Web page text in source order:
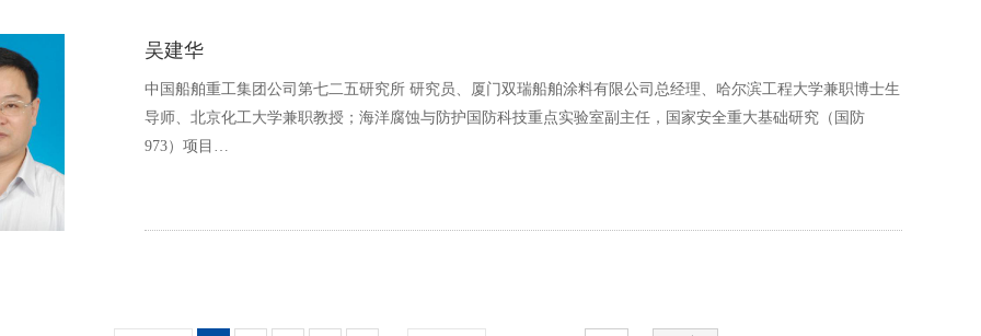
吴建华
中国船舶重工集团公司第七二五研究所 研究员、厦门双瑞船舶涂料有限公司总经理、哈尔滨工程大学兼职博士生
导师、北京化工大学兼职教授；海洋腐蚀与防护国防科技重点实验室副主任，国家安全重大基础研究（国防
973）项目…